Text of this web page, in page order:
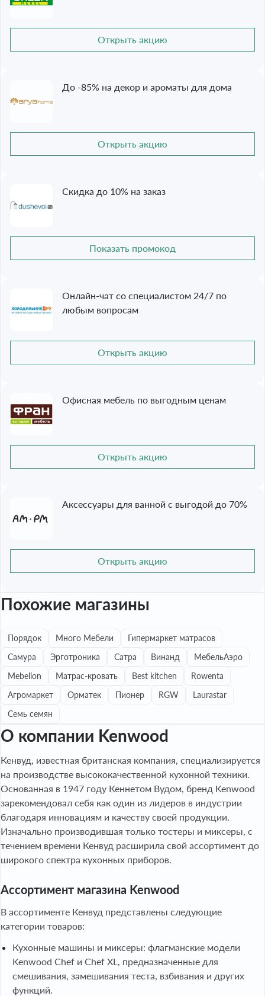
Открыть акцию
До -85% на декор и ароматы для дома
Открыть акцию
Скидка до 10% на заказ
Показать промокод
Онлайн-чат со специалистом 24/7 по
любым вопросам
Открыть акцию
Офисная мебель по выгодным ценам
Открыть акцию
Аксессуары для ванной с выгодой до 70%
Открыть акцию
Похожие магазины
Порядок Много Мебели
Гипермаркет матрасов
Самура
Эрготроника Сатра Винанд
МебельАэро
Mebelion
Матрас-кровать Best kitchen
Rowenta
Агромаркет
Орматек Пионер RGW
Laurastar
Семь семян
О компании Kenwood
Кенвуд, известная британская компания, специализируется
на производстве высококачественной кухонной техники.
Основанная в 1947 году Кеннетом Вудом, бренд Kenwood
зарекомендовал себя как один из лидеров в индустрии
благодаря инновациям и качеству своей продукции.
Изначально производившая только тостеры и миксеры, с
течением времени Кенвуд расширила свой ассортимент до
широкого спектра кухонных приборов.
Ассортимент магазина Kenwood
В ассортименте Кенвуд представлены следующие
категории товаров:
Кухонные машины и миксеры: флагманские модели
Kenwood Chef и Chef XL, предназначенные для
смешивания, замешивания теста, взбивания и других
функций.